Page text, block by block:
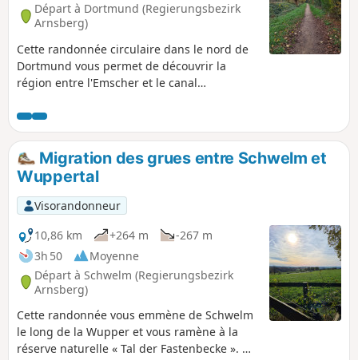
Départ à Dortmund (Regierungsbezirk
Arnsberg)
Cette randonnée circulaire dans le nord de
Dortmund vous permet de découvrir la
région entre l'Emscher et le canal
Migration des grues entre Schwelm et
Wuppertal
Visorandonneur
10,86 km
+264 m
-267 m
3h 50
Moyenne
Départ à Schwelm (Regierungsbezirk
Arnsberg)
Cette randonnée vous emmène de Schwelm
le long de la Wupper et vous ramène à la
réserve naturelle « Tal der Fastenbecke ». On